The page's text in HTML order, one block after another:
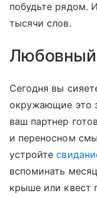
побудьте рядом.
тысячи слов.
Любовный
Сегодня вы
окружающие это
ваш партнер
и переносном
устройте
вспоминать
крыше или квест